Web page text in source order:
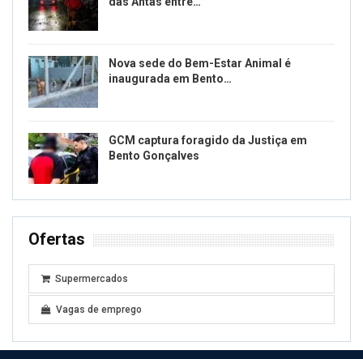
Nova sede do Bem-Estar Animal é
inaugurada em Bento…
GCM captura foragido da Justiça em
Bento Gonçalves
Ofertas
Supermercados
Vagas de emprego